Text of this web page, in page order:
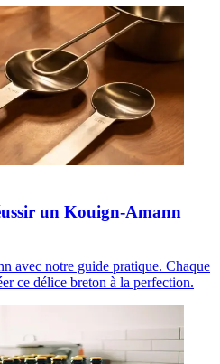
un Kouign-Amann
avec notre guide pratique. Chaque
ce délice breton à la perfection.